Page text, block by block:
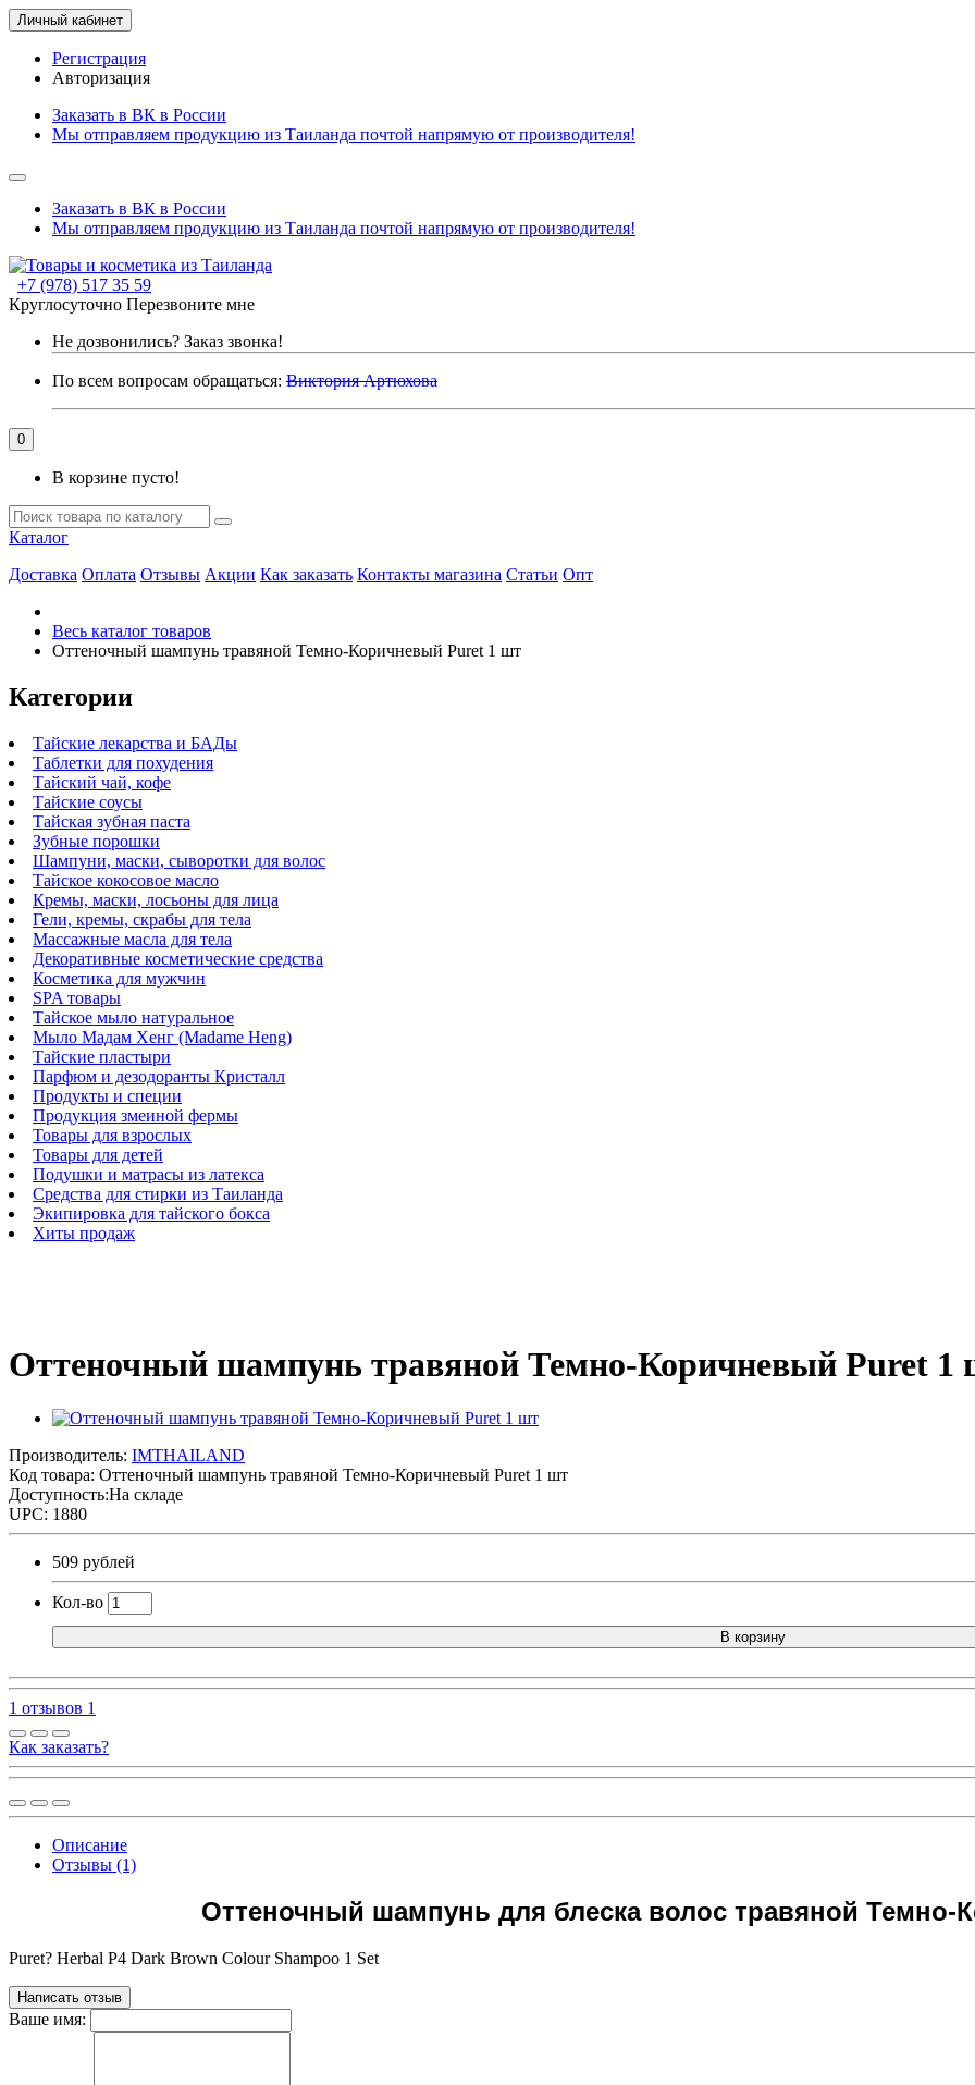
Личный кабинет
Регистрация
Авторизация
Заказать в ВК в России
Мы отправляем продукцию из Таиланда почтой напрямую от производителя!
Заказать в ВК в России
Мы отправляем продукцию из Таиланда почтой напрямую от производителя!
+7 (978) 517 35 59
Круглосуточно Перезвоните мне
Не дозвонились? Заказ звонка!
По всем вопросам обращаться: Виктория Артюхова
0
В корзине пусто!
Каталог
Доставка Оплата Отзывы Акции Как заказать Контакты магазина Статьи Опт
Весь каталог товаров
Оттеночный шампунь травяной Темно-Коричневый Puret 1 шт
Категории
Тайские лекарства и БАДы
Таблетки для похудения
Тайский чай, кофе
Тайские соусы
Тайская зубная паста
Зубные порошки
Шампуни, маски, сыворотки для волос
Тайское кокосовое масло
Кремы, маски, лосьоны для лица
Гели, кремы, скрабы для тела
Массажные масла для тела
Декоративные косметические средства
Косметика для мужчин
SPA товары
Тайское мыло натуральное
Мыло Мадам Хенг (Madame Heng)
Тайские пластыри
Парфюм и дезодоранты Кристалл
Продукты и специи
Продукция змеиной фермы
Товары для взрослых
Товары для детей
Подушки и матрасы из латекса
Средства для стирки из Таиланда
Экипировка для тайского бокса
Хиты продаж
Оттеночный шампунь травяной Темно-Коричневый Puret 1
Производитель: IMTHAILAND
Код товара: Оттеночный шампунь травяной Темно-Коричневый Puret 1 шт
Доступность:На складе
UPC: 1880
509 рублей
Кол-во
В корзину
1 отзывов 1
Как заказать?
Описание
Отзывы (1)
Оттеночный шампунь для блеска волос травяной Темно-
Puret? Herbal P4 Dark Brown Colour Shampoo 1 Set
Написать отзыв
Ваше имя: